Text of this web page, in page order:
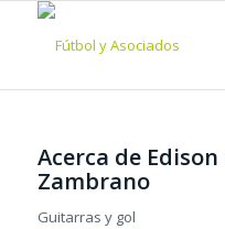
Acerca de
Zambrano
Guitarras y gol